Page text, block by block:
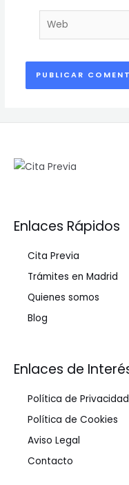
Web
Enlaces Rápidos
Cita Previa
Trámites en Madrid
Quienes somos
Blog
Enlaces de
Política de Privacidad
Política de Cookies
Aviso Legal
Contacto